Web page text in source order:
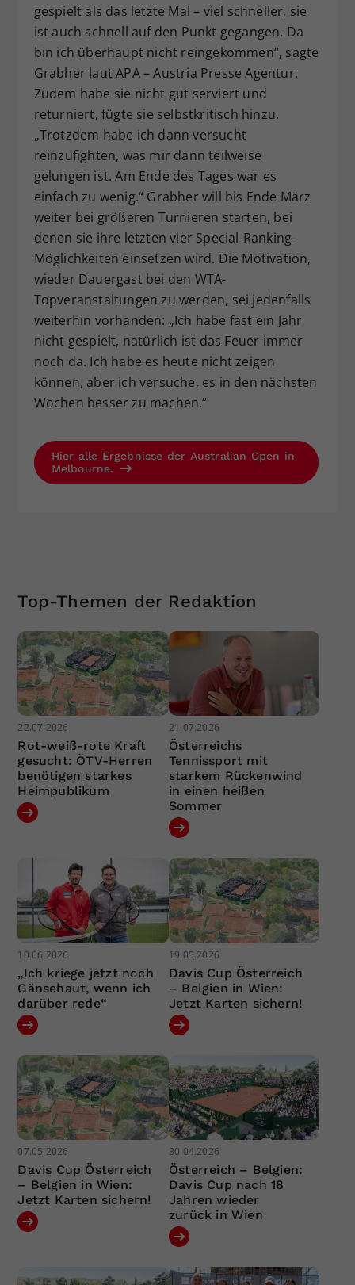
gespielt als das letzte Mal – viel schneller, sie
ist auch schnell auf den Punkt gegangen. Da
bin ich überhaupt nicht reingekommen“, sagte
Grabher laut APA – Austria Presse Agentur.
Zudem habe sie nicht gut serviert und
returniert, fügte sie selbstkritisch hinzu.
„Trotzdem habe ich dann versucht
reinzufighten, was mir dann teilweise
gelungen ist. Am Ende des Tages war es
einfach zu wenig.“ Grabher will bis Ende März
weiter bei größeren Turnieren starten, bei
denen sie ihre letzten vier Special-Ranking-
Möglichkeiten einsetzen wird. Die Motivation,
wieder Dauergast bei den WTA-
Topveranstaltungen zu werden, sei jedenfalls
weiterhin vorhanden: „Ich habe fast ein Jahr
nicht gespielt, natürlich ist das Feuer immer
noch da. Ich habe es heute nicht zeigen
können, aber ich versuche, es in den nächsten
Wochen besser zu machen.“
Hier alle Ergebnisse der Australian Open in
Melbourne.
Top-Themen der Redaktion
22.07.2026
Rot-weiß-rote Kraft
gesucht: ÖTV-Herren
benötigen starkes
Heimpublikum
21.07.2026
Österreichs
Tennissport mit
starkem Rückenwind
in einen heißen
Sommer
10.06.2026
„Ich kriege jetzt noch
Gänsehaut, wenn ich
darüber rede“
19.05.2026
Davis Cup Österreich
– Belgien in Wien:
Jetzt Karten sichern!
07.05.2026
Davis Cup Österreich
– Belgien in Wien:
Jetzt Karten sichern!
30.04.2026
Österreich – Belgien:
Davis Cup nach 18
Jahren wieder
zurück in Wien